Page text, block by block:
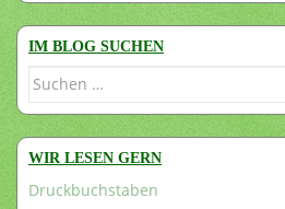
IM BLOG SUCHEN
Suchen
WIR LESEN GERN
Druckbuchstaben